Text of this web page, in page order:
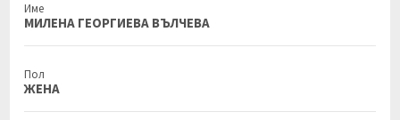
Име
МИЛЕНА ГЕОРГИЕВА ВЪЛЧЕВА
Пол
ЖЕНА